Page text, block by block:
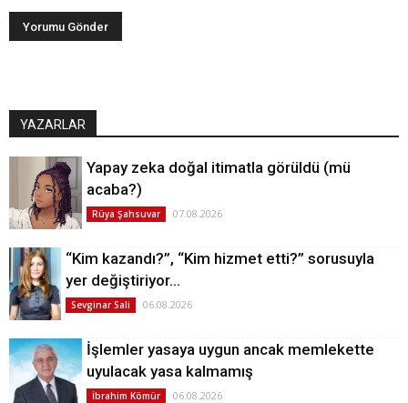
YAZARLAR
Yapay zeka doğal itimatla görüldü (mü
acaba?)
Rüya Şahsuvar 07.08.2026
“Kim kazandı?”, “Kim hizmet etti?” sorusuyla
yer değiştiriyor…
Sevginar Sali 06.08.2026
İşlemler yasaya uygun ancak memlekette
uyulacak yasa kalmamış
İbrahim Kömür 06.08.2026